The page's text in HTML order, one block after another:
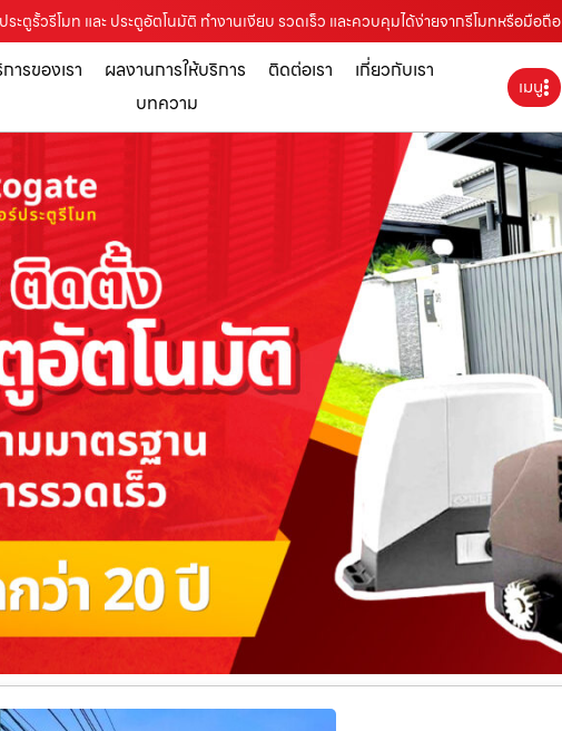
ตูรั้วรีโมท และ ประตูอัตโนมัติ ทำงานเงียบ รวดเร็ว และควบคุมได้ง่ายจากรีโมทหรือมือถือ
ารของเรา ผลงานการให้บริการ ติดต่อเรา
เกี่ยวกับเรา
บทความ
เมนู